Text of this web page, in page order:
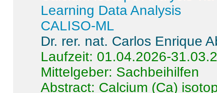
Learning Data Analysis
CALISO-ML
Dr. rer. nat. Carlos Enrique
Laufzeit: 01.04.2026-
Mittelgeber: Sachbeihilfen
Abstract: Calcium (Ca)